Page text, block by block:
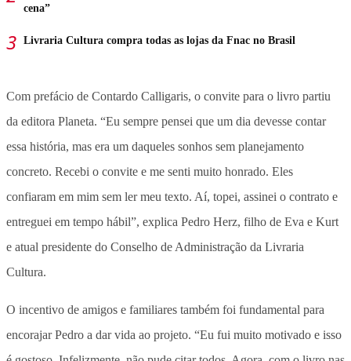
cena”
Livraria Cultura compra todas as lojas da Fnac no Brasil
Com prefácio de Contardo Calligaris, o convite para o livro partiu
da editora Planeta. “Eu sempre pensei que um dia devesse contar
essa história, mas era um daqueles sonhos sem planejamento
concreto. Recebi o convite e me senti muito honrado. Eles
confiaram em mim sem ler meu texto. Aí, topei, assinei o contrato e
entreguei em tempo hábil”, explica Pedro Herz, filho de Eva e Kurt
e atual presidente do Conselho de Administração da Livraria
Cultura.
O incentivo de amigos e familiares também foi fundamental para
encorajar Pedro a dar vida ao projeto. “Eu fui muito motivado e isso